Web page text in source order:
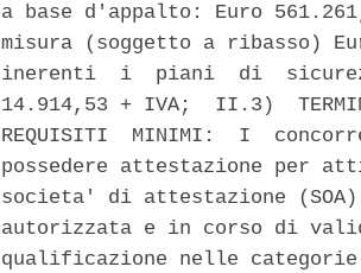
a base d'appalto: Euro
misura (soggetto a ribasso)
inerenti  i  piani  di
14.914,53 + IVA;  II.3)
REQUISITI  MINIMI:  I
possedere attestazione per
societa' di attestazione
autorizzata e in corso di
qualificazione nelle